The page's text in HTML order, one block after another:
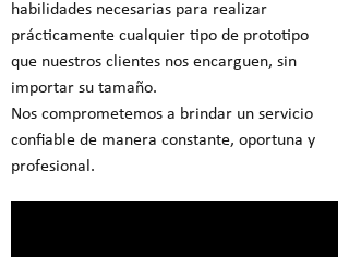
habilidades necesarias para realizar
prácticamente cualquier tipo de prototipo
que nuestros clientes nos encarguen, sin
importar su tamaño.
Nos comprometemos a brindar un servicio
confiable de manera constante, oportuna y
profesional.